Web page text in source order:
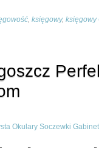
księgowy, księgowy
Okulary Soczewki